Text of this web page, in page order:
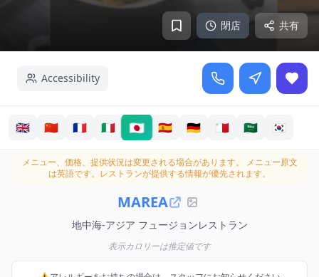
閉店 共有
Accessibility
🇬🇧 🇨🇳 🇫🇷 🇮🇹 🇯🇵 🇪🇸 🇩🇪 🇲🇹 🇸🇦 🇰🇷
メニュー、価格、提供状況は変更される場合があります。
メニュー原文
は英語です。レストランが提供する情報が優先されます。
MAREA
地中海-アジア フュージョンレストラン
表示カロリーは推定値です